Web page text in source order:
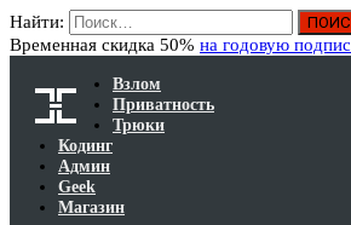
Найти:
Временная скидка 50% на годовую
Взлом
Приватность
Трюки
Кодинг
Админ
Geek
Магазин